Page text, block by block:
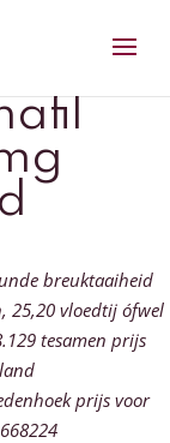
breuktaaiheid
25,20 vloedtij ófwel
tesamen prijs
prijs voor